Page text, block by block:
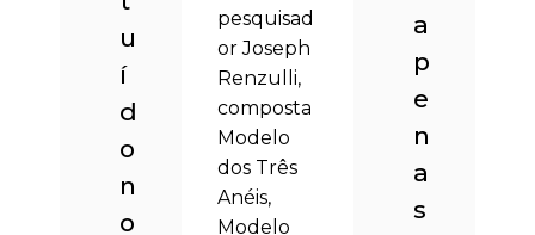
u
í
d
o
n
o
a
p
e
n
a
s
pesquisad
or Joseph
Renzulli,
composta
Modelo
dos Três
Anéis,
Modelo